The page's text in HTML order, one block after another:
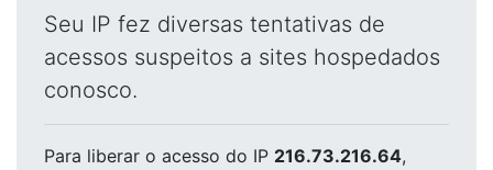
Seu IP fez diversas tentativas de
acessos suspeitos a sites hospedados
conosco.
Para liberar o acesso do IP 216.73.216.64,